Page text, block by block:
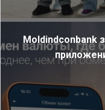
Moldindconbank